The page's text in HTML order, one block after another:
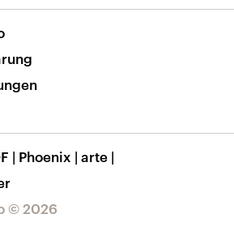
App
© 2026
| Phoenix | arte |